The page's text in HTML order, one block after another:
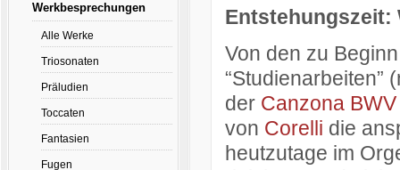
Werkbesprechungen
Alle Werke
Triosonaten
Präludien
Toccaten
Fantasien
Fugen
Entstehungszeit:
Von den zu
“Studienarbeiten”
der Canzona
von Corelli die
heutzutage im